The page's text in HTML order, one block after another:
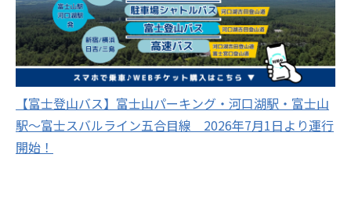
【富士登山バス】富士山パーキング・河口湖駅・富士山
駅～富士スバルライン五合目線 2026年7月1日より運行
開始！